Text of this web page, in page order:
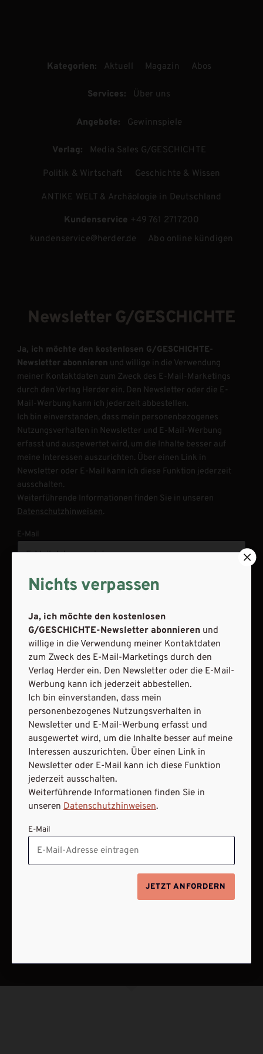
Kategorien: Aktuell Magazin Abos
Services: Über uns
Angebote: Gewinnspiele
Verlag: Media Sales G/GESCHICHTE
Politik & Wirtschaft Geschichte & Wissen
ANTIKE WELT & Archäologie in Deutschland
Kundenservice +49 761 2717200
kundenservice@herder.de
Abo online kündigen
Newsletter G/GESCHICHTE
Ja, ich möchte den kostenlosen G/GESCHICHTE-
Newsletter abonnieren und willige in die Verwendung
meiner Kontaktdaten zum Zweck des E-Mail-Marketings
durch den Verlag Herder ein. Den Newsletter oder die E-
Mail-Werbung kann ich jederzeit abbestellen.
Ich bin einverstanden, dass mein personenbezogenes
Nutzungsverhalten in Newsletter und E-Mail-Werbung
erfasst und ausgewertet wird, um die Inhalte besser auf
meine Interessen auszurichten. Über einen Link in
Newsletter oder E-Mail kann ich diese Funktion jederzeit
ausschalten.
Weiterführende Informationen finden Sie in unseren
Datenschutzhinweisen.
E-Mail
AGB und Widerrufsbelehrung
Datenschutz
Barrierefreiheit
Impressum
VERTRAG WIDERRUFEN
ABO ONLINE KÜNDIGEN
Nichts verpassen
Ja, ich möchte den kostenlosen
G/GESCHICHTE-Newsletter abonnieren und
willige in die Verwendung meiner Kontaktdaten
zum Zweck des E-Mail-Marketings durch den
Verlag Herder ein. Den Newsletter oder die E-Mail-
Werbung kann ich jederzeit abbestellen.
Ich bin einverstanden, dass mein
personenbezogenes Nutzungsverhalten in
Newsletter und E-Mail-Werbung erfasst und
ausgewertet wird, um die Inhalte besser auf meine
Interessen auszurichten. Über einen Link in
Newsletter oder E-Mail kann ich diese Funktion
jederzeit ausschalten.
Weiterführende Informationen finden Sie in
unseren Datenschutzhinweisen.
E-Mail
JETZT ANFORDERN